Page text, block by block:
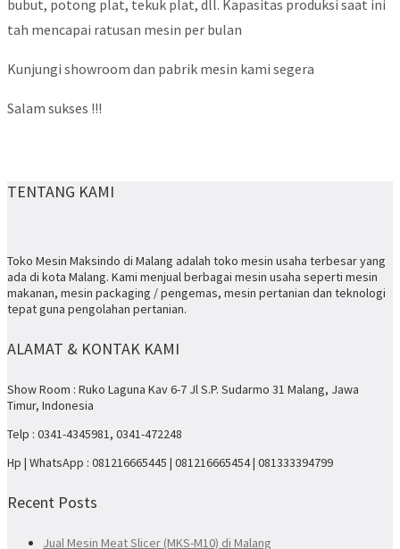
bubut, potong plat, tekuk plat, dll. Kapasitas produksi saat ini
tah mencapai ratusan mesin per bulan
Kunjungi showroom dan pabrik mesin kami segera
Salam sukses !!!
TENTANG KAMI
Toko Mesin Maksindo di Malang adalah toko mesin usaha terbesar yang
ada di kota Malang. Kami menjual berbagai mesin usaha seperti mesin
makanan, mesin packaging / pengemas, mesin pertanian dan teknologi
tepat guna pengolahan pertanian.
ALAMAT & KONTAK KAMI
Show Room : Ruko Laguna Kav 6-7 Jl S.P. Sudarmo 31 Malang, Jawa
Timur, Indonesia
Telp : 0341-4345981, 0341-472248
Hp | WhatsApp : 081216665445 | 081216665454 | 081333394799
Recent Posts
Jual Mesin Meat Slicer (MKS-M10) di Malang